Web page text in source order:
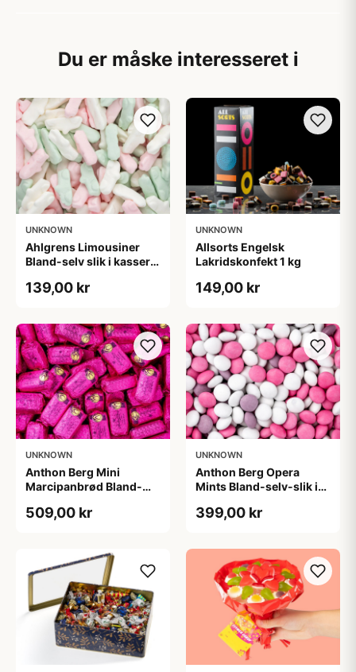
Du er måske interesseret i
UNKNOWN
Ahlgrens Limousiner
Bland-selv slik i kasser 1
139,00 kr
UNKNOWN
Allsorts Engelsk
Lakridskonfekt 1 kg
149,00 kr
UNKNOWN
Anthon Berg Mini
Marcipanbrød Bland-
509,00 kr
UNKNOWN
Anthon Berg Opera
Mints Bland-selv-slik i
399,00 kr